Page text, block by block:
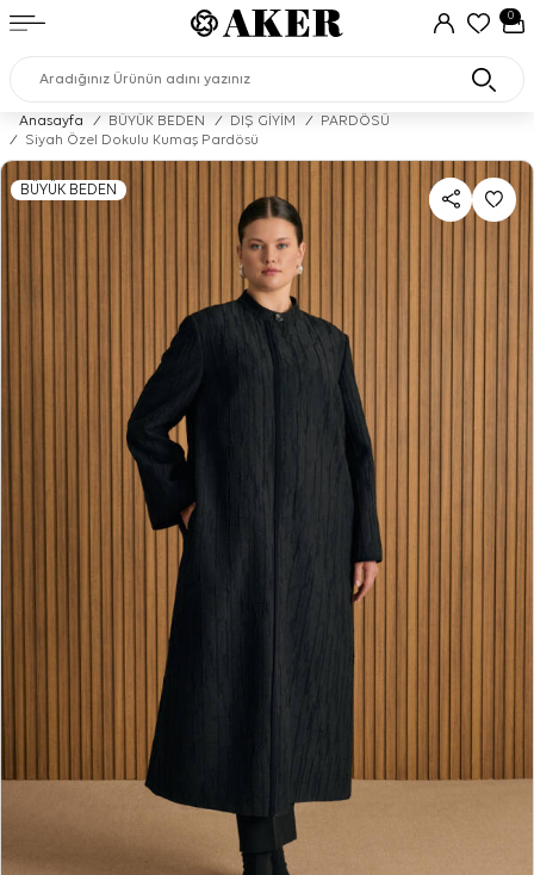
0
Anasayfa / BÜYÜK BEDEN / DIŞ GİYİM /
PARDÖSÜ
/
Siyah Özel Dokulu Kumaş Pardösü
BÜYÜK BEDEN